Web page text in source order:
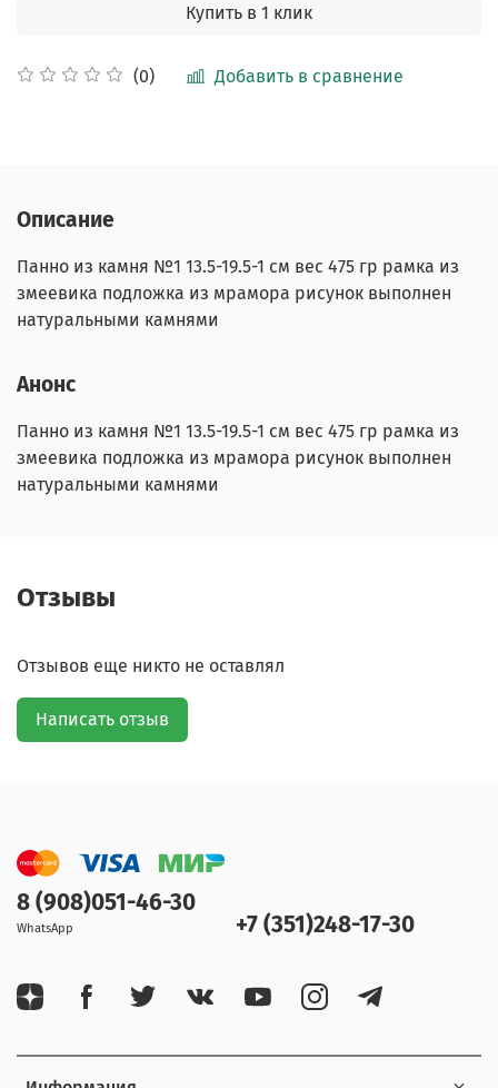
(0) Добавить в сравнение
Купить в 1 клик
Описание
Панно из камня №1 13.5-19.5-1 см вес 475 гр рамка из
змеевика подложка из мрамора рисунок выполнен
натуральными камнями
Анонс
Панно из камня №1 13.5-19.5-1 см вес 475 гр рамка из
змеевика подложка из мрамора рисунок выполнен
натуральными камнями
Отзывы
Отзывов еще никто не оставлял
Написать отзыв
8 (908)051-46-30
WhatsApp +7 (351)248-17-30